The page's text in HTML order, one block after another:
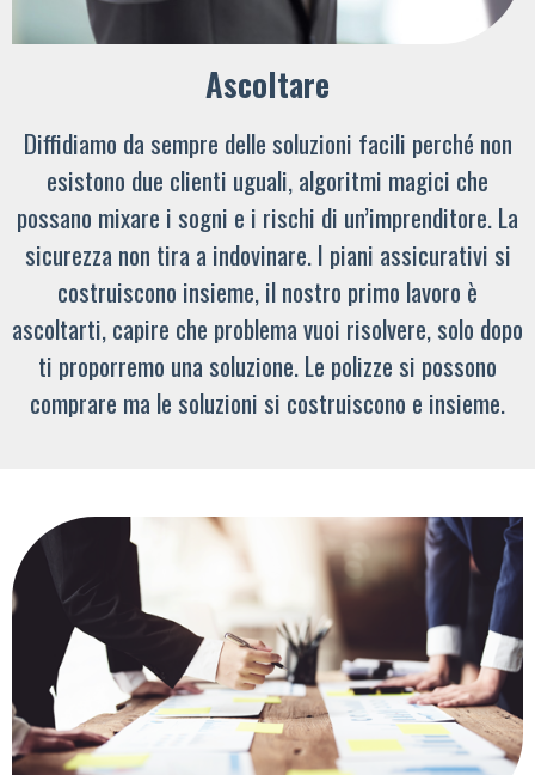
Ascoltare
Diffidiamo da sempre delle soluzioni facili perché non
esistono due clienti uguali, algoritmi magici che
possano mixare i sogni e i rischi di un’imprenditore. La
sicurezza non tira a indovinare. I piani assicurativi si
costruiscono insieme, il nostro primo lavoro è
ascoltarti, capire che problema vuoi risolvere, solo dopo
ti proporremo una soluzione. Le polizze si possono
comprare ma le soluzioni si costruiscono e insieme.